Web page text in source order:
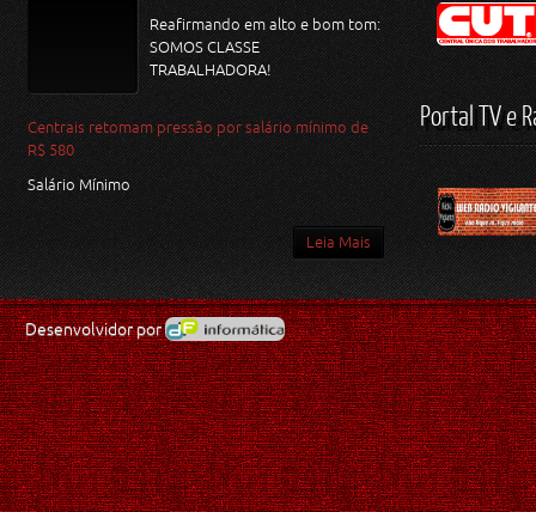
Reafirmando em alto e bom tom:
SOMOS CLASSE
TRABALHADORA!
Centrais retomam pressão por salário mínimo de
R$ 580
Salário Mínimo
Leia Mais
Portal TV e
Desenvolvidor por